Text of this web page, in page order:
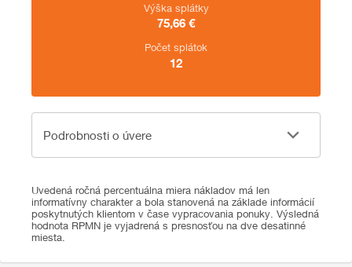
Výška splátky
75,66 €
Počet splátok
12
Podrobnosti o úvere
Podrobnosti o úvere
Uvedená ročná percentuálna miera nákladov má len
informatívny charakter a bola stanovená na základe informácií
poskytnutých klientom v čase vypracovania ponuky. Výsledná
hodnota RPMN je vyjadrená s presnosťou na dve desatinné
miesta.